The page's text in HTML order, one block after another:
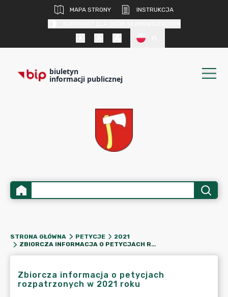
MAPA STRONY
INSTRUKCJA
biuletyn
informacji publicznej
STRONA GŁÓWNA PETYCJE
2021
ZBIORCZA INFORMACJA O PETYCJACH ROZPATRZONYCH W 2021 ROKU
Zbiorcza informacja o petycjach
rozpatrzonych w 2021 roku